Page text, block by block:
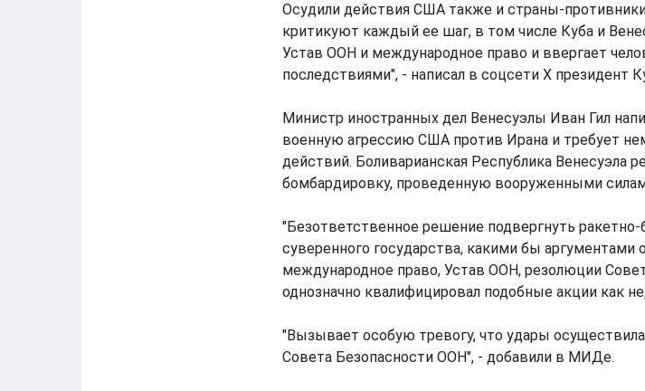
Осудили действия США также и страны-
критикуют каждый ее шаг, в том числе Куба и
Устав ООН и международное право и ввергает
последствиями", - написал в соцсети X президент
Министр иностранных дел Венесуэлы Иван Гил
военную агрессию США против Ирана и требует
действий. Боливарианская Республика Венесуэла
бомбардировку, проведенную вооруженными
"Безответственное решение подвергнуть
суверенного государства, какими бы аргументами
международное право, Устав ООН, резолюции
однозначно квалифицировал подобные акции как
"Вызывает особую тревогу, что удары
Совета Безопасности ООН", - добавили в МИДе.